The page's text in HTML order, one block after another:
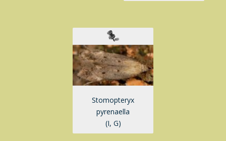
Stomopteryx
pyrenaella
(I, G)